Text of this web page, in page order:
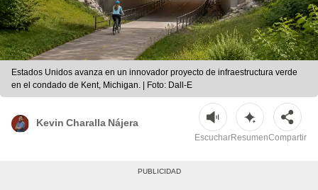
Estados Unidos avanza en un innovador proyecto de infraestructura verde
en el condado de Kent, Michigan. | Foto: Dall-E
Kevin Charalla Nájera
EscucharResumenCompartir